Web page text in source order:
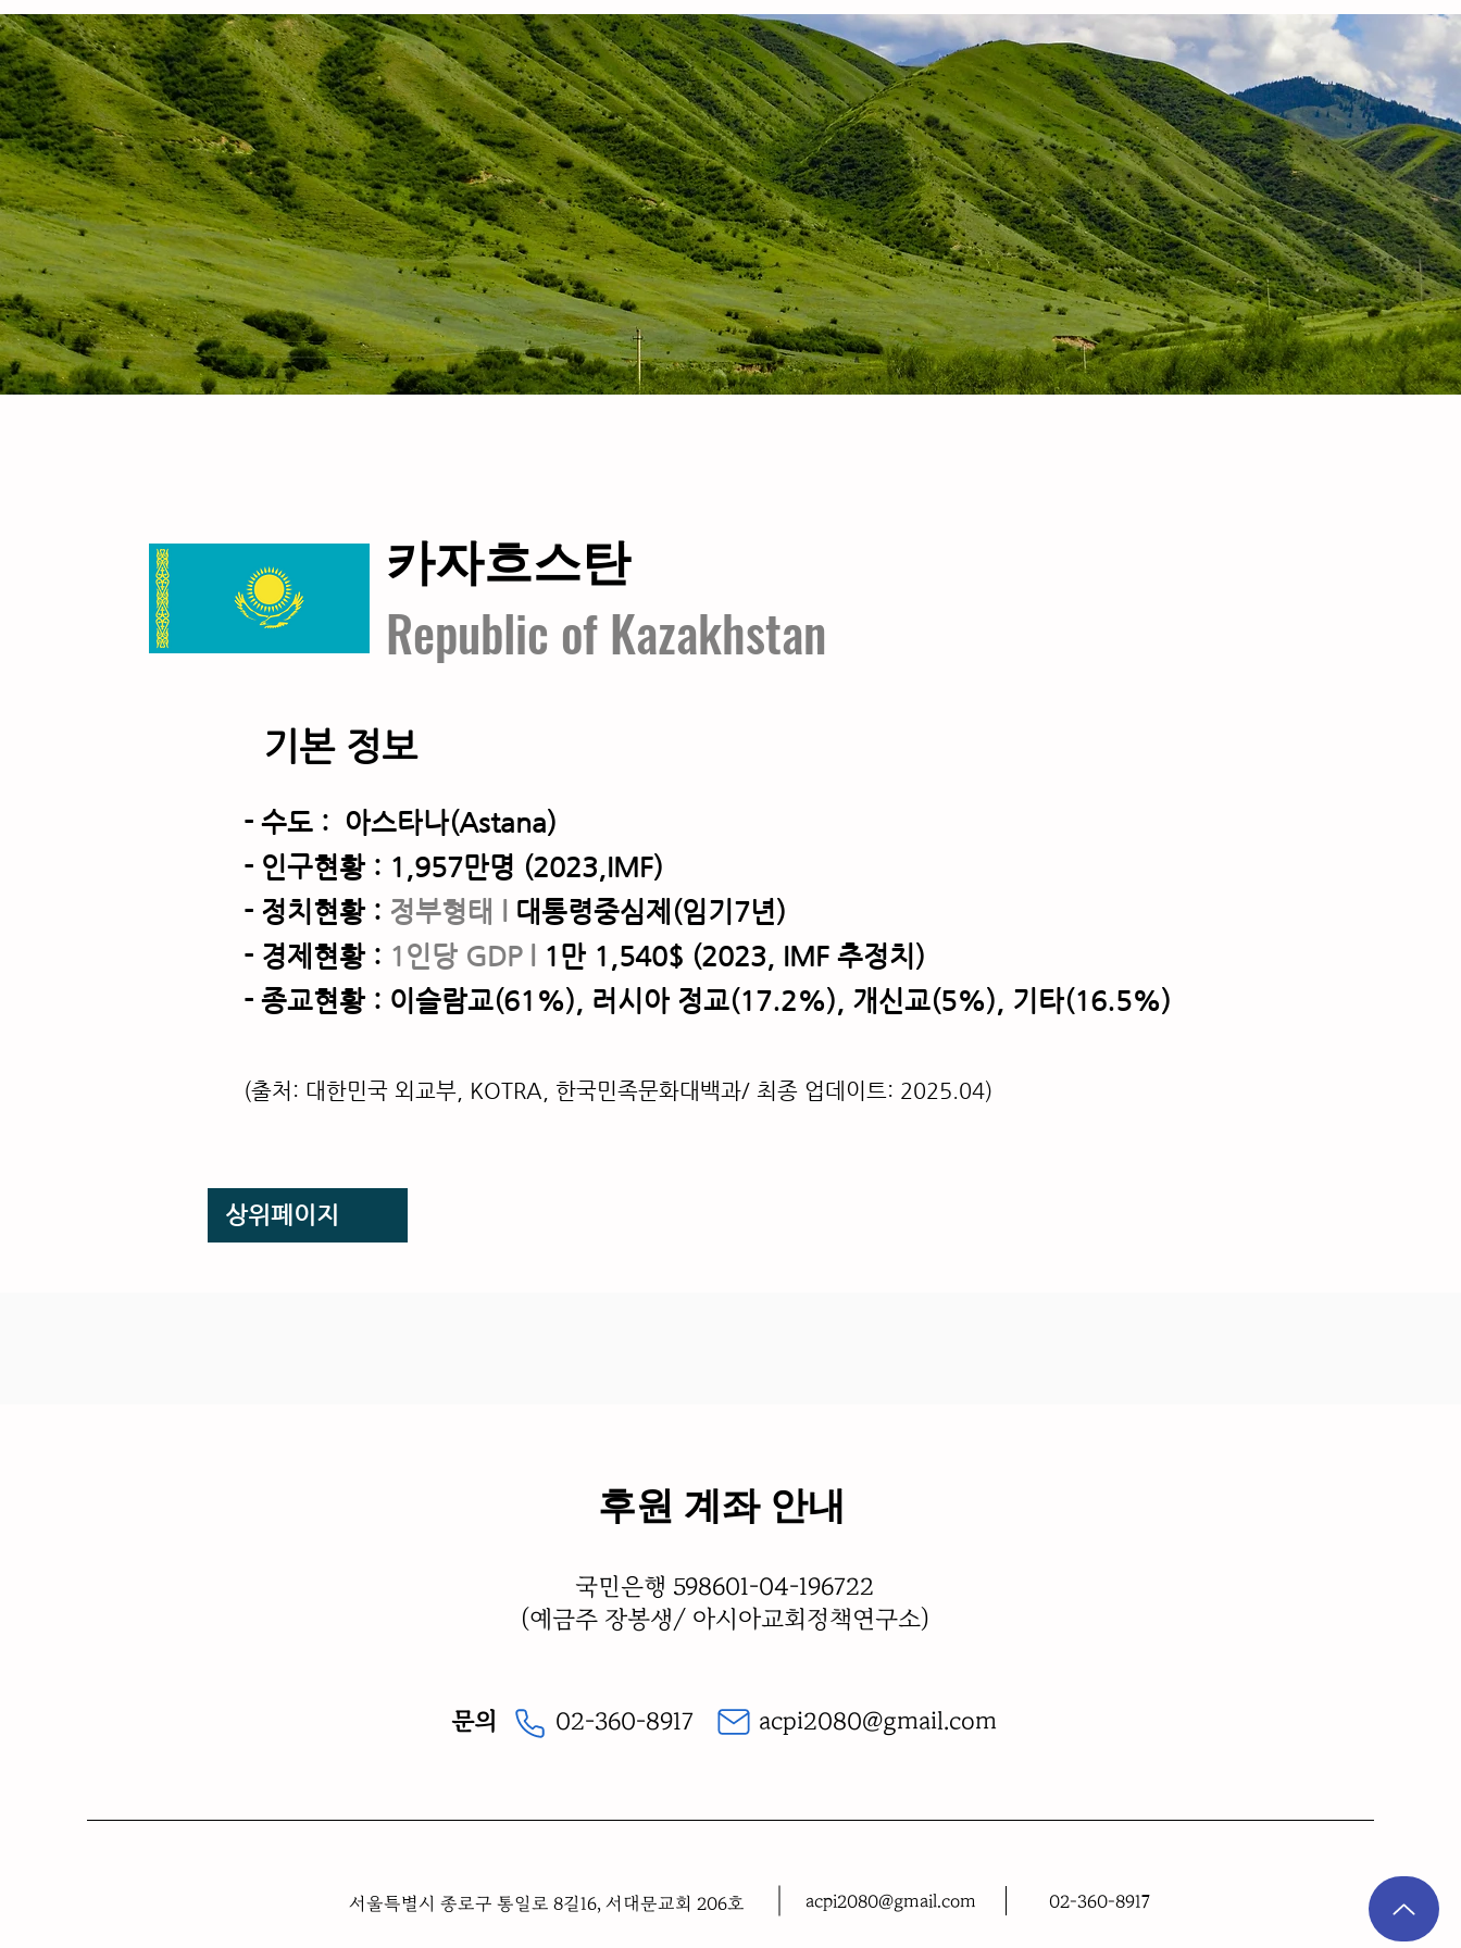
​카자흐스탄
Republic of Kazakhstan
기본 정보
- 수도 : 아스타나(Astana)
- 인구현황 : 1,957만명 (2023,IMF)
- 정치현황 : 정부형태
대통령중심제(임기7년)
- 경제현황 : 1인당 GDP l
1만 1,540$ (2023, IMF 추정치)
- 종교현황 : 이슬람교(61%), 러시아 정교(17.2%), 개신교(5%), 기타(16.5%)
(출처: 대한민국 외교부, KOTRA, 한국민족문화대백과/ 최종 업데이트: 2025.04)
​상위페이지
​후원 계좌 안내
국민은행 598601-04-196722
(예금주 장봉생/ 아시아교회정책연구소)
문의 02-360-8917 acpi2080@gmail.com
​서울특별시 종로구 통일로 8길16, 서대문교회 206호 acpi2080@gmail.com 02-360-8917